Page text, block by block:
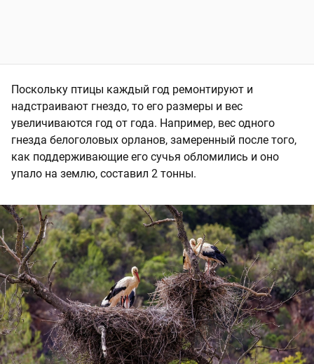
Поскольку птицы каждый год ремонтируют и
надстраивают гнездо, то его размеры и вес
увеличиваются год от года. Например, вес одного
гнезда белоголовых орланов, замеренный после того,
как поддерживающие его сучья обломились и оно
упало на землю, составил 2 тонны.